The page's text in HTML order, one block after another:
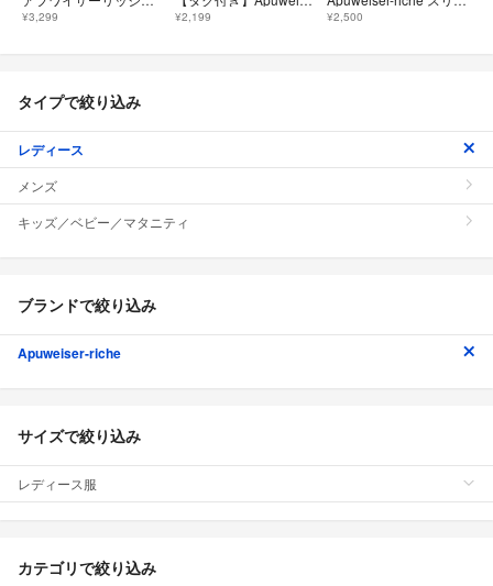
¥3,299 ¥2,199 ¥2,500
タイプで絞り込み
レディース
メンズ
キッズ／ベビー／マタニティ
ブランドで絞り込み
Apuweiser-riche
サイズで絞り込み
レディース服
カテゴリで絞り込み